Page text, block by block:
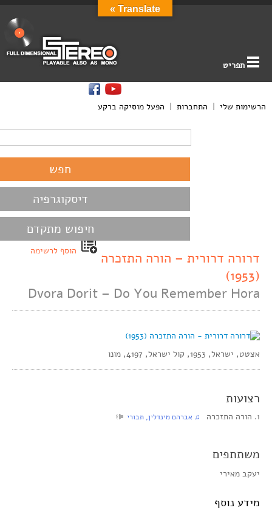
תפריט
הרשימות שלי | התחברות | הפעל מוסיקה ברקע
דיסקוגרפיה
חיפוש מתקדם
הוסף לרשימה
דרורה דרורית – הורה התזכרה
(1953)
Dvora Dorit – Do You Remember Hora
אצטט, ישראל, 1953, קול ישראל, 4197, מונו
רצועות
1. הורה התזכרה ‏ ♫ אברהם מינדלין, תבורי
משתתפים
יעקב מאירי
מידע נוסף
Translate »